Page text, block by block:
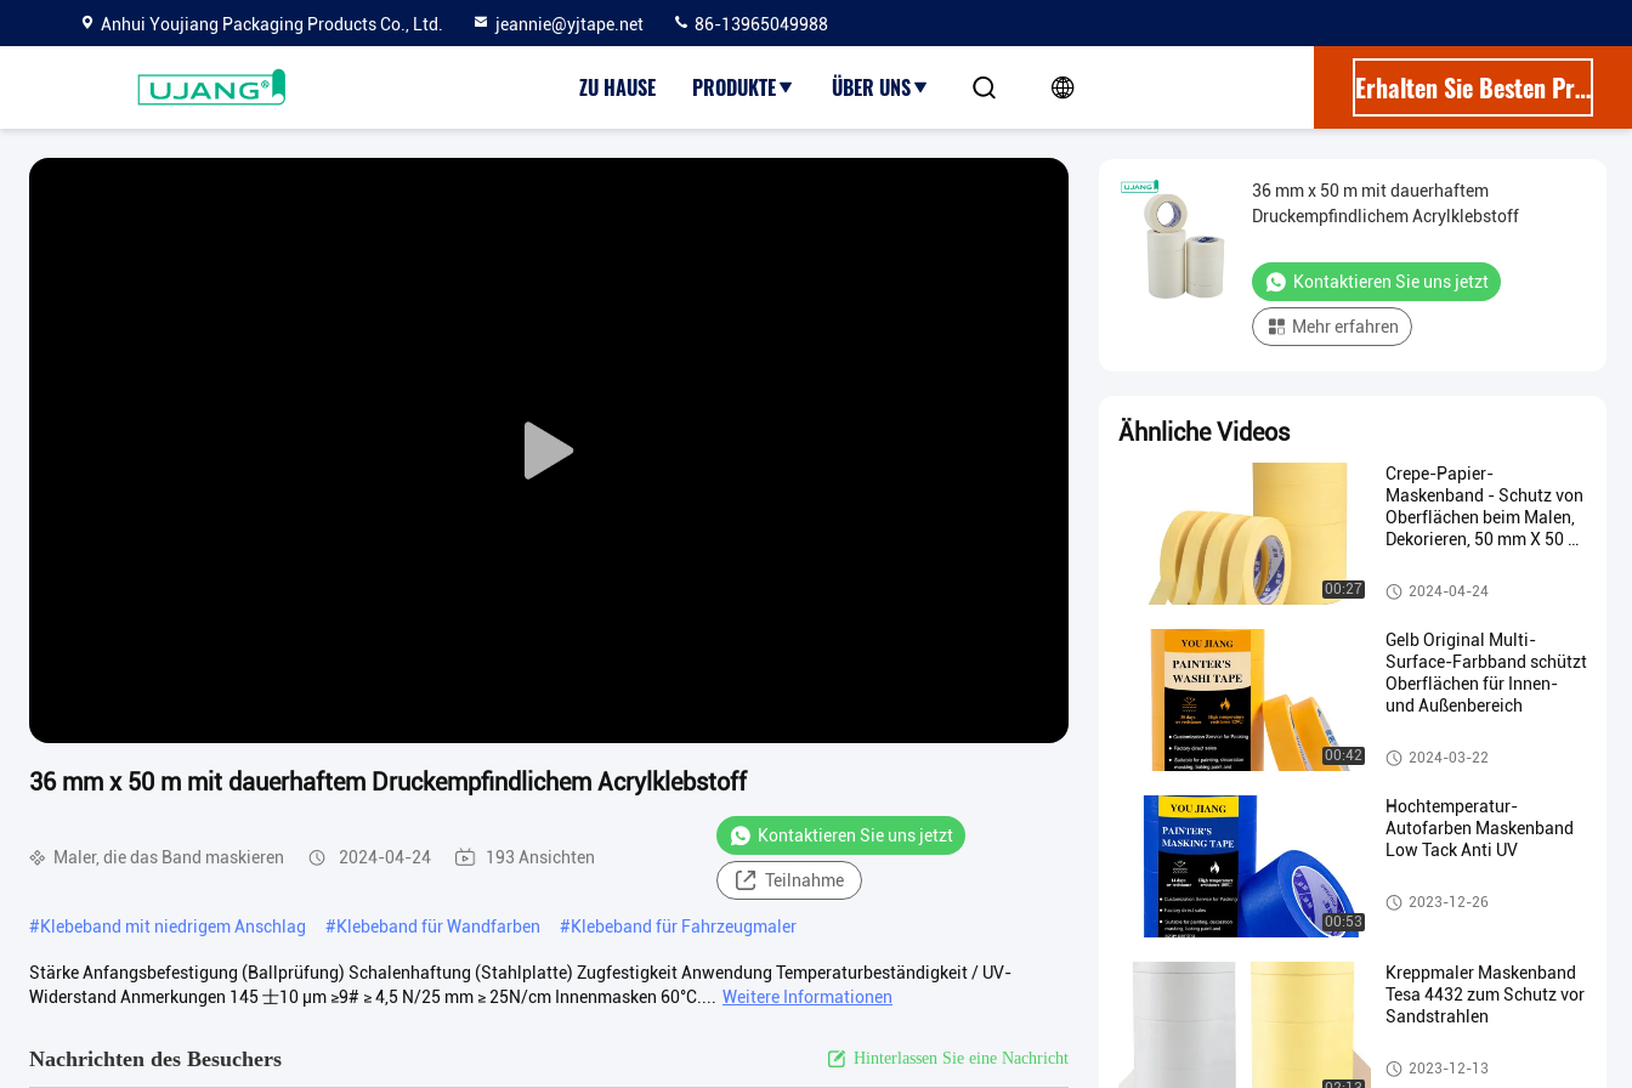
Anhui Youjiang Packaging Products Co., Ltd. jeannie@yjtape.net 86-13965049988
ZU HAUSE PRODUKTE ÜBER UNS Erhalten Sie Besten Preis
Play
36 mm x 50 m mit dauerhaftem Druckempfindlichem Acrylklebstoff
Maler, die das Band maskieren 2024-04-24 193 Ansichten
Kontaktieren Sie uns jetzt
Teilnahme
#Klebeband mit niedrigem Anschlag #Klebeband für Wandfarben #Klebeband für Fahrzeugmaler
Stärke Anfangsbefestigung (Ballprüfung) Schalenhaftung (Stahlplatte) Zugfestigkeit Anwendung Temperaturbeständigkeit / UV-
Widerstand Anmerkungen 145 士10 μm ≥9# ≥ 4,5 N/25 mm ≥ 25N/cm Innenmasken 60°C.... Weitere Informationen
Nachrichten des Besuchers Hinterlassen Sie eine Nachricht
36 mm x 50 m mit dauerhaftem
Druckempfindlichem Acrylklebstoff
Kontaktieren Sie uns jetzt
Mehr erfahren
Ähnliche Videos
00:27
Crepe-Papier-
Maskenband - Schutz von
Oberflächen beim Malen,
Dekorieren, 50 mm X 50 m
Maler, die das Band maskieren
2024-04-24
00:42
Gelb Original Multi-
Surface-Farbband schützt
Oberflächen für Innen-
und Außenbereich
Waschband
2024-03-22
00:53
Hochtemperatur-
Autofarben Maskenband
Low Tack Anti UV
Maler, die das Band maskieren
2023-12-26
Kreppmaler Maskenband
Tesa 4432 zum Schutz vor
Sandstrahlen
Maler, die das Band maskieren
2023-12-13